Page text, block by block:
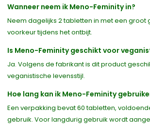
Wanneer neem ik Meno-Feminity in?
Neem dagelijks 2 tabletten in met een groot
voorkeur tijdens het ontbijt.
Is Meno-Feminity geschikt voor
Ja. Volgens de fabrikant is dit product
veganistische levensstijl.
Hoe lang kan ik Meno-Feminity
Een verpakking bevat 60 tabletten,
gebruik. Voor langdurig gebruik wordt